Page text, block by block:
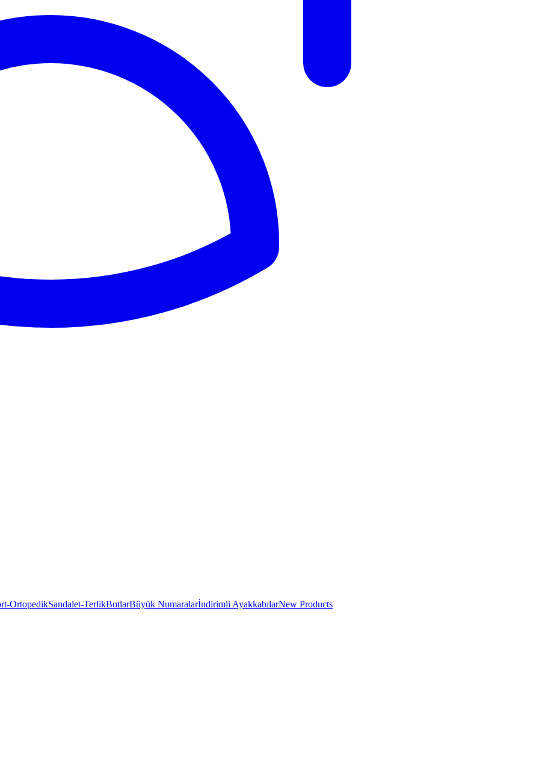
OrtopedikSandalet-TerlikBotlarBüyük Numaralarİndirimli AyakkabılarNew Products